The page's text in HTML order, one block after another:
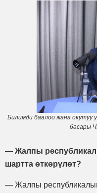
Билимди баалоо жана окутуу
басары
— Жалпы
шартта өткөрүлөт?
— Жалпы республикалык